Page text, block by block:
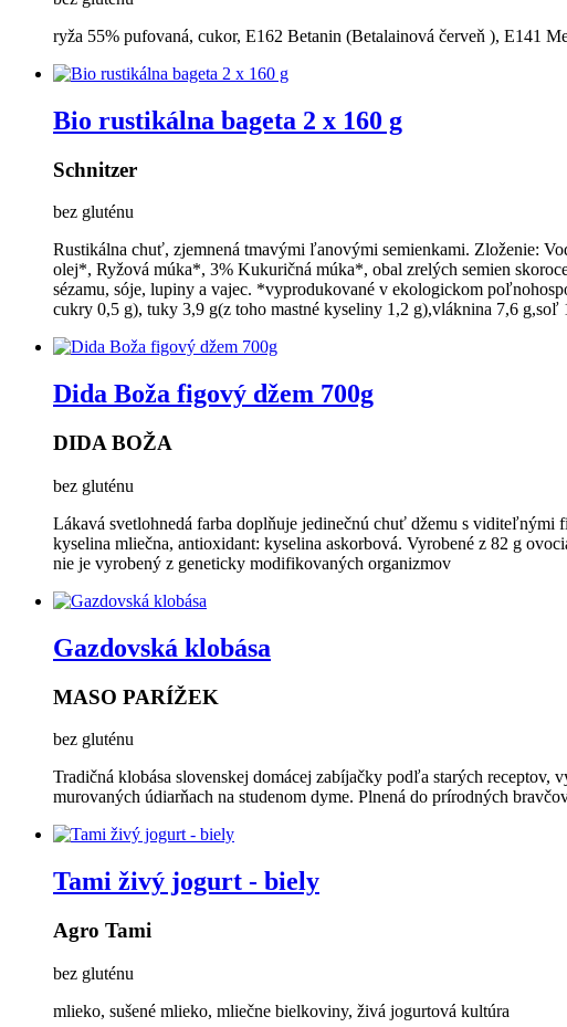
ryža 55% pufovaná, cukor, E162 Betanin (Betalainová červeň ), E141
Bio rustikálna bageta 2 x 160 g
Schnitzer
bez gluténu
Rustikálna chuť, zjemnená tmavými ľanovými semienkami. Zloženie:
olej*, Ryžová múka*, 3% Kukuričná múka*, obal zrelých semien
sézamu, sóje, lupiny a vajec. *vyprodukované v ekologickom
cukry 0,5 g), tuky 3,9 g(z toho mastné kyseliny 1,2 g),vláknina 7,6 g,soľ
Dida Boža figový džem 700g
DIDA BOŽA
bez gluténu
Lákavá svetlohnedá farba doplňuje jedinečnú chuť džemu s
kyselina mliečna, antioxidant: kyselina askorbová. Vyrobené z 82 g
nie je vyrobený z geneticky modifikovaných organizmov
Gazdovská klobása
MASO PARÍŽEK
bez gluténu
Tradičná klobása slovenskej domácej zabíjačky podľa starých receptov,
murovaných údiarňach na studenom dyme. Plnená do prírodných
Tami živý jogurt - biely
Agro Tami
bez gluténu
mlieko, sušené mlieko, mliečne bielkoviny, živá jogurtová kultúra